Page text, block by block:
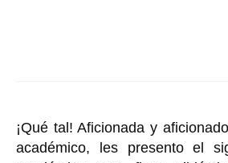
¡Qué tal! Aficionada y
académico, les presento el